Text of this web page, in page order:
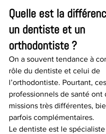
Quelle est la
un dentiste et un
orthodontiste ?
On a souvent tendance à
rôle du dentiste et celui de
l’orthodontiste. Pourtant,
professionnels de santé ont
missions très différentes,
parfois complémentaires.
Le dentiste est le